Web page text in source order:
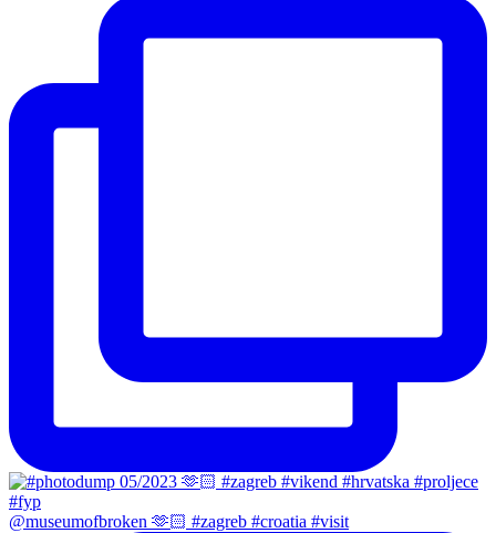
@museumofbroken 🫶🏻 #zagreb #croatia #visit